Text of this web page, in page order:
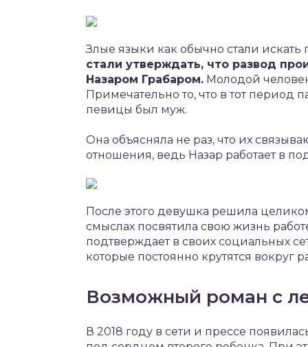
Злые языки как обычно стали
стали утверждать, что развод
Назаром Грабаром. Молодой
Примечательно то, что в тот период
певицы был муж.
Она объясняла не раз, что их
отношения, ведь Назар работает в
После этого девушка решила
смыслах посвятила свою жизнь
подтверждает в своих социальных
которые постоянно крутятся вокруг
Возможный роман с
В 2018 году в сети и прессе